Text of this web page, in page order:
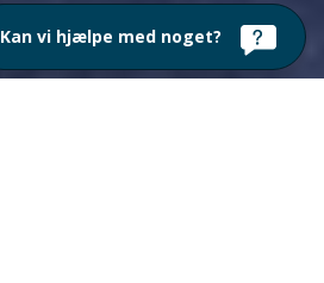
Kan vi hjælpe med noget?